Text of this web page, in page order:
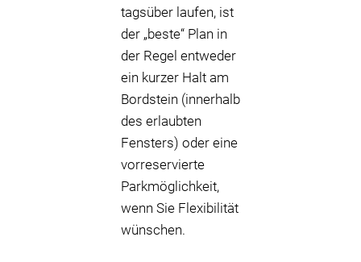
tagsüber laufen, ist
der „beste“ Plan in
der Regel entweder
ein kurzer Halt am
Bordstein (innerhalb
des erlaubten
Fensters) oder eine
vorreservierte
Parkmöglichkeit,
wenn Sie Flexibilität
wünschen.